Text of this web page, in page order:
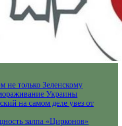
не только Зеленскому
Украины
на самом деле увез от
залпа «Цирконов»